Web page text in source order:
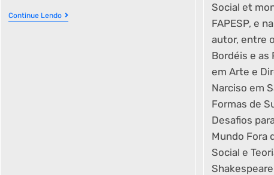
Continue Lendo
Social et
FAPESP, e
autor, entre
Bordéis e as
em Arte e
Narciso em
Formas de
Desafios
Mundo Fora
Social e